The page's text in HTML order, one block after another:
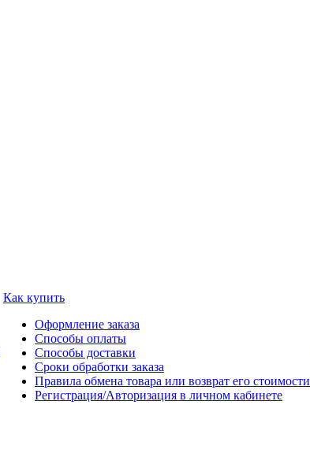
Как купить
Оформление заказа
Способы оплаты
Способы доставки
Сроки обработки заказа
Правила обмена товара или возврат его стоимости
Регистрация/Авторизация в личном кабинете